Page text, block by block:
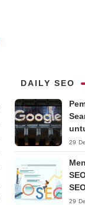
DAILY SEO
29
29